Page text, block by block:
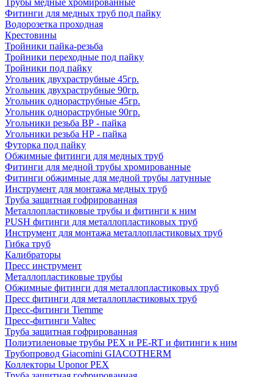
Фитинги для медных труб под пайку
Водорозетка проходная
Крестовины
Тройники пайка-резьба
Тройники переходные под пайку
Тройники под пайку
Угольник двухраструбные 45гр.
Угольник двухраструбные 90гр.
Угольник однораструбные 45гр.
Угольник однораструбные 90гр.
Угольники резьба ВР - пайка
Угольники резьба НР - пайка
Футорка под пайку
Обжимные фитинги для медных труб
Фитинги для медной трубы хромированные
Фитинги обжимные для медной трубы латунные
Инструмент для монтажа медных труб
Труба защитная гофрированная
Металлопластиковые трубы и фитинги к ним
PUSH фитинги для металлопластиковых труб
Инструмент для монтажа металлопластиковых труб
Гибка труб
Калибраторы
Пресс инструмент
Металлопластиковые трубы
Обжимные фитинги для металлопластиковых труб
Пресс фитинги для металлопластиковых труб
Пресс-фитинги Tiemme
Пресс-фитинги Valtec
Труба защитная гофрированная
Полиэтиленовые трубы PEX и PE-RT и фитинги к ним
Трубопровод Giacomini GIACOTHERM
Коллекторы Uponor PEX